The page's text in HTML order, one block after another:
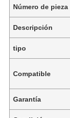
Número de pieza
Descripción
tipo
Compatible
Garantía